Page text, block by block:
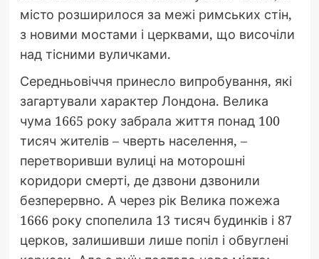
місто розширилося за межі римських стін,
з новими мостами і церквами, що височіли
над тісними вуличками.
Середньовіччя принесло випробування, які
загартували характер Лондона. Велика
чума 1665 року забрала життя понад 100
тисяч жителів – чверть населення, –
перетворивши вулиці на моторошні
коридори смерті, де дзвони дзвонили
безперервно. А через рік Велика пожежа
1666 року спопелила 13 тисяч будинків і 87
церков, залишивши лише попіл і обвуглені